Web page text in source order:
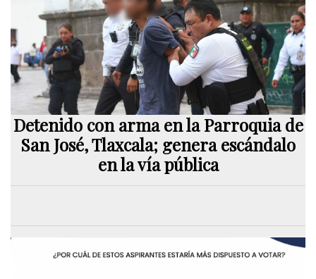
Detenido con arma en la Parroquia de
San José, Tlaxcala; genera escándalo
en la vía pública